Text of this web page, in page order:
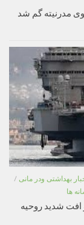
مدرنیته گم شد
بهداشتی ودر مانی /
ها
و افت شدید روحیه